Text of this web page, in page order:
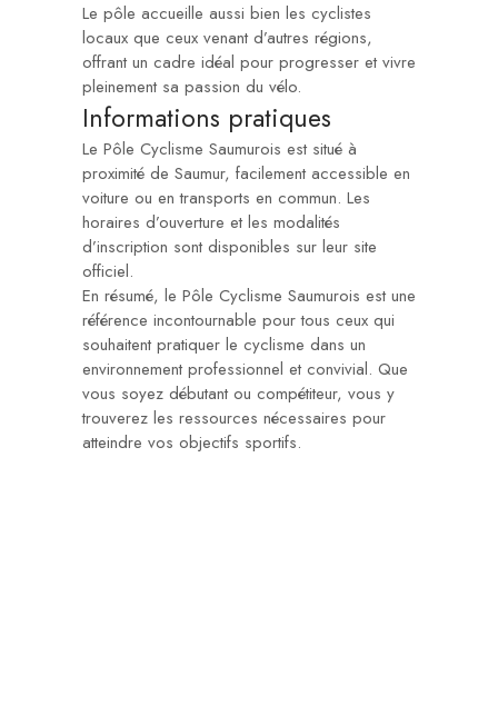
Le pôle accueille aussi bien les cyclistes
locaux que ceux venant d’autres régions,
offrant un cadre idéal pour progresser et vivre
pleinement sa passion du vélo.
Informations pratiques
Le Pôle Cyclisme Saumurois est situé à
proximité de Saumur, facilement accessible en
voiture ou en transports en commun. Les
horaires d’ouverture et les modalités
d’inscription sont disponibles sur leur site
officiel.
En résumé, le Pôle Cyclisme Saumurois est une
référence incontournable pour tous ceux qui
souhaitent pratiquer le cyclisme dans un
environnement professionnel et convivial. Que
vous soyez débutant ou compétiteur, vous y
trouverez les ressources nécessaires pour
atteindre vos objectifs sportifs.